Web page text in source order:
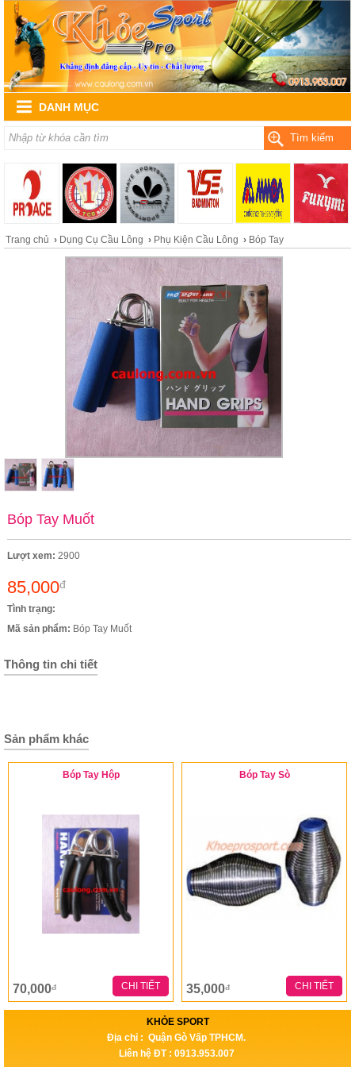
DANH MỤC
Tìm kiếm
Trang chủ › Dụng Cụ Cầu Lông › Phụ Kiện Cầu Lông › Bóp Tay
Bóp Tay Muốt
Lượt xem: 2900
85,000đ
Tình trạng:
Mã sản phẩm: Bóp Tay Muốt
Thông tin chi tiết
Sản phẩm khác
Bóp Tay Hộp
70,000đ CHI TIẾT
Bóp Tay Sò
35,000đ CHI TIẾT
KHỎE SPORT
Địa chỉ : Quận Gò Vấp TPHCM.
Liên hệ ĐT : 0913.953.007